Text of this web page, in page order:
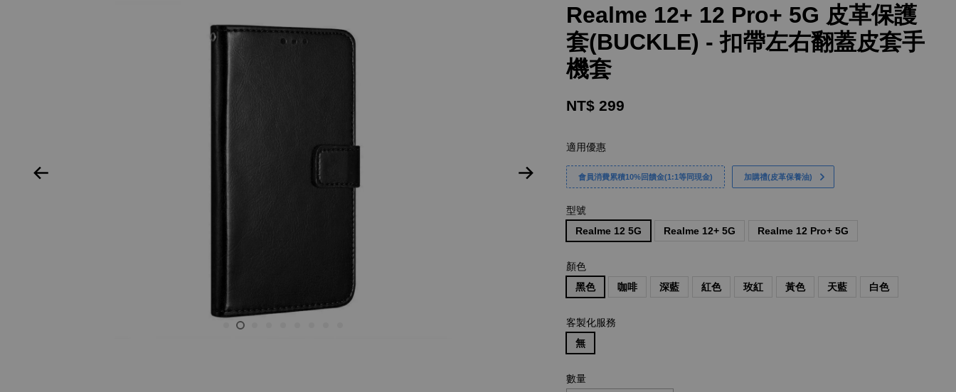
Realme 12+ 12 Pro+ 5G 皮革保護
套(BUCKLE) - 扣帶左右翻蓋皮套手
機套
NT$ 299
適用優惠
會員消費累積10%回饋金(1:1等同現金) 加購禮(皮革保養油)
型號
Realme 12 5G
Realme 12+ 5G Realme 12 Pro+ 5G
顏色
黑色
咖啡 深藍 紅色 玫紅 黃色 天藍 白色
客製化服務
無
數量